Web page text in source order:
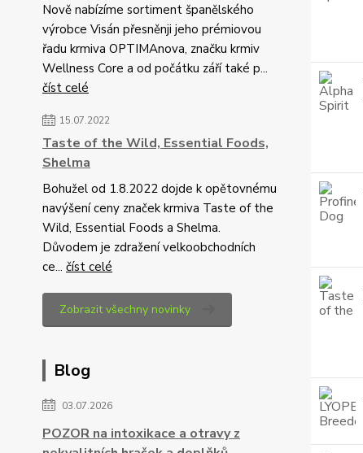
Nově nabízíme sortiment španělského
výrobce Visán přesněnji jeho prémiovou
řadu krmiva OPTIMAnova, značku krmiv
Wellness Core a od počátku září také p...
číst celé
15.07.2022
Taste of the Wild, Essential Foods,
Shelma
Bohužel od 1.8.2022 dojde k opětovnému
navýšení ceny značek krmiva Taste of the
Wild, Essential Foods a Shelma.
Důvodem je zdražení velkoobchodních
ce... číst celé
Zobrazit všechny novinky
Blog
03.07.2026
POZOR na intoxikace a otravy z